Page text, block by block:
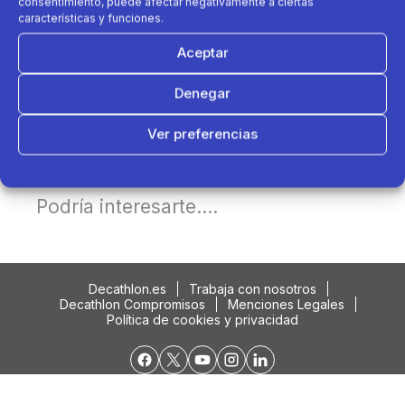
características y funciones.
Aceptar
Denegar
Ver preferencias
Podría interesarte....
Decathlon.es
Trabaja con nosotros
Decathlon Compromisos
Menciones Legales
Política de cookies y privacidad